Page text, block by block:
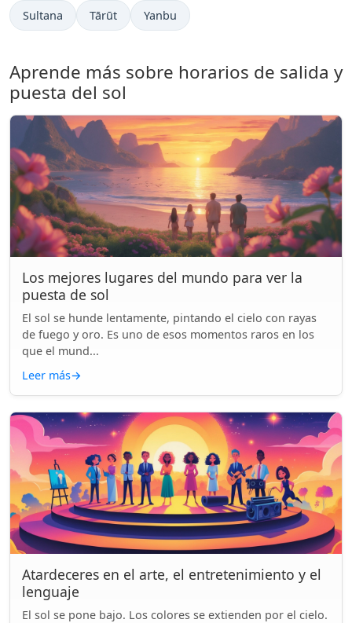
Sultana Tārūt Yanbu
Aprende más sobre horarios de salida y
puesta del sol
Los mejores lugares del mundo para ver la
puesta de sol
El sol se hunde lentamente, pintando el cielo con rayas
de fuego y oro. Es uno de esos momentos raros en los
que el mund...
Leer más→
Atardeceres en el arte, el entretenimiento y el
lenguaje
El sol se pone bajo. Los colores se extienden por el cielo.